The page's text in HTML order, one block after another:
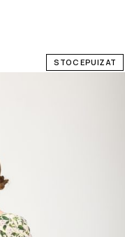
STOC EPUIZAT